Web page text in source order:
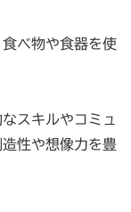
べ物や食器を使
スキルやコミュ
性や想像力を豊